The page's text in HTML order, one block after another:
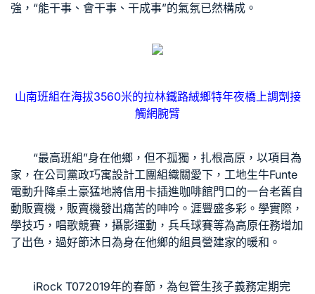
強，“能干事、會干事、干成事”的氣氛已然構成。
山南班組在海拔3560米的拉林鐵路絨鄉特年夜橋上調劑接
觸網腕臂
“最高班組”身在他鄉，但不孤獨，扎根高原，以項目為
家，在公司黨政巧寓設計工團組織關愛下，工地生牛Funte
電動升降桌土豪猛地將信用卡插進咖啡館門口的一台老舊自
動販賣機，販賣機發出痛苦的呻吟。涯豐盛多彩。學實際，
學技巧，唱歌競賽，攝影運動，兵乓球賽等為高原任務增加
了出色，過好節沐日為身在他鄉的組員營建家的暖和。
iRock T072019年的春節，為包管生孩子義務定期完